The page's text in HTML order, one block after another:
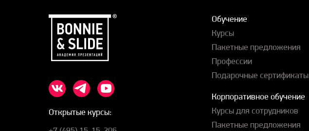
Открытые курсы:
Обучение
Курсы
Пакетные предложения
Профессии
Подарочные сертификаты
Корпоративное обучение
Курсы для сотрудников
Пакетные предложения